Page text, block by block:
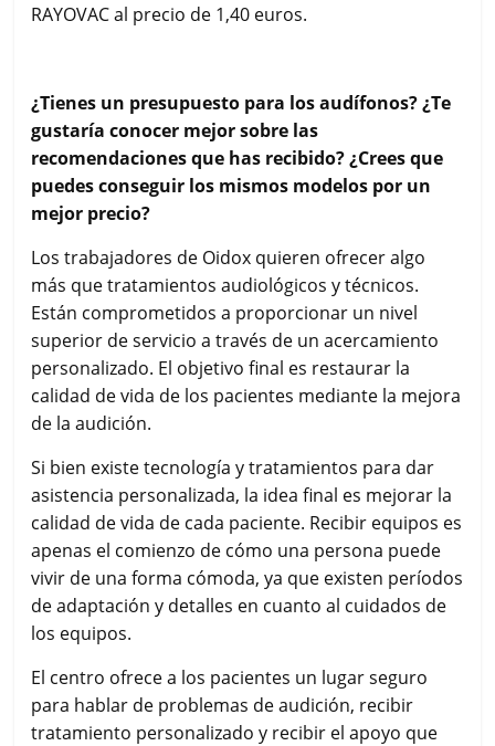
RAYOVAC al precio de 1,40 euros.
¿Tienes un presupuesto para los audífonos? ¿Te
gustaría conocer mejor sobre las
recomendaciones que has recibido? ¿Crees que
puedes conseguir los mismos modelos por un
mejor precio?
Los trabajadores de Oidox quieren ofrecer algo
más que tratamientos audiológicos y técnicos.
Están comprometidos a proporcionar un nivel
superior de servicio a través de un acercamiento
personalizado. El objetivo final es restaurar la
calidad de vida de los pacientes mediante la mejora
de la audición.
Si bien existe tecnología y tratamientos para dar
asistencia personalizada, la idea final es mejorar la
calidad de vida de cada paciente. Recibir equipos es
apenas el comienzo de cómo una persona puede
vivir de una forma cómoda, ya que existen períodos
de adaptación y detalles en cuanto al cuidados de
los equipos.
El centro ofrece a los pacientes un lugar seguro
para hablar de problemas de audición, recibir
tratamiento personalizado y recibir el apoyo que